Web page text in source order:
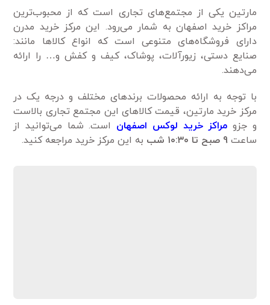
مارتین یکی از مجتمع‌های تجاری است که از محبوب‌ترین
مراکز خرید اصفهان به شمار می‌رود. این مرکز خرید مدرن
دارای فروشگاه‌های متنوعی است که انواع کالاها مانند:
صنایع دستی، زیورآلات، پوشاک، کیف و کفش و… را ارائه
می‌دهند.
با توجه به ارائه محصولات برندهای مختلف و درجه یک در
مرکز خرید مارتین، قیمت کالاهای این مجتمع تجاری بالاست
و جزو مراکز خرید لوکس اصفهان است. شما می‌توانید از
ساعت 9 صبح تا ۱۰:۳۰ شب به این مرکز خرید مراجعه کنید.